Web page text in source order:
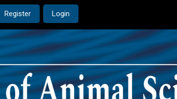
Register Login